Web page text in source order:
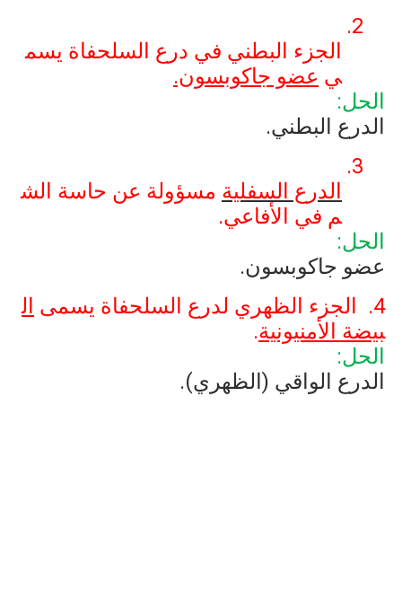
2.
الجزء البطني في درع السلحفاة يسم
ي عضو جاكوبسون.
الحل:
الدرع البطني.
3.
الدرع السفلية مسؤولة عن حاسة الش
م في الأفاعي.
الحل:
عضو جاكوبسون.
4. الجزء الظهري لدرع السلحفاة يسمى
ال
بيضة الأمنيونية.
الحل:
الدرع الواقي (الظهري).